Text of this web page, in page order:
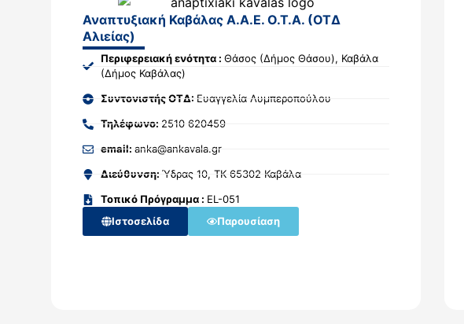
Αναπτυξιακή Καβάλας Α.Α.Ε. Ο.Τ.Α. (ΟΤΔ
Αλιείας)
Περιφερειακή ενότητα : Θάσος (Δήμος Θάσου), Καβάλα
(Δήμος Καβάλας)
Συντονιστής ΟΤΔ: Ευαγγελία Λυμπεροπούλου
Τηλέφωνο: 2510 620459
email: anka@ankavala.gr
Διεύθυνση: Ύδρας 10, ΤΚ 65302 Καβάλα
Τοπικό Πρόγραμμα : EL-051
Ιστοσελίδα
Παρουσίαση